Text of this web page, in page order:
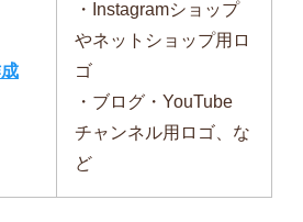
・Instagramショップ
やネットショップ用ロ
ゴ
・ブログ・YouTube
チャンネル用ロゴ、な
ど